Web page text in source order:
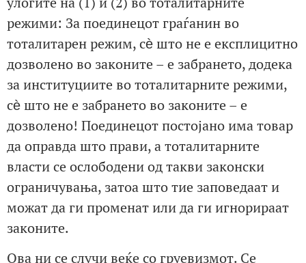
режими: За поединецот граѓанин во
тоталитарен режим, сѐ што не е експлицитно
дозволено во законите – е забрането, додека
за институциите во тоталитарните режими,
сѐ што не е забрането во законите – е
дозволено! Поединецот постојано има товар
да оправда што прави, а тоталитарните
власти се ослободени од такви законски
ограничувања, затоа што тие заповедаат и
можат да ги променат или да ги игнорираат
законите.
Ова ни се случи веќе со груевизмот. Се